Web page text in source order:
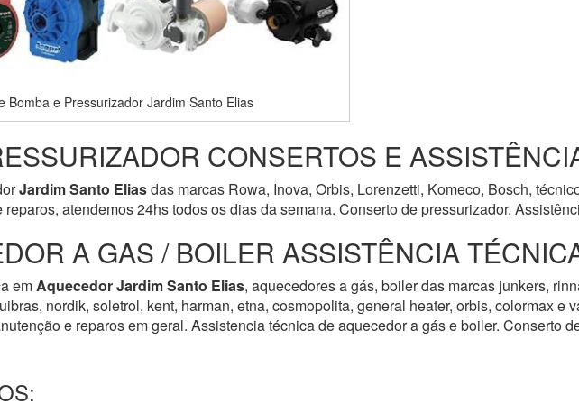
Bomba e Pressurizador Jardim Santo Elias
CONSERTOS E
Jardim Santo Eliasdas marcas Rowa, Inova, Orbis, Lorenzetti, Komeco, Bosch,
atendemos 24hs todos os dias da semana. Conserto de pressurizador.
A GAS / BOILER ASSISTÊNCIA
emAquecedorJardim Santo Elias, aquecedores a gás, boiler das marcas junkers,
nordik, soletrol, kent, harman, etna, cosmopolita, general heater, orbis, colormax e
e reparos em geral. Assistencia técnica de aquecedor a gás e boiler. Conserto